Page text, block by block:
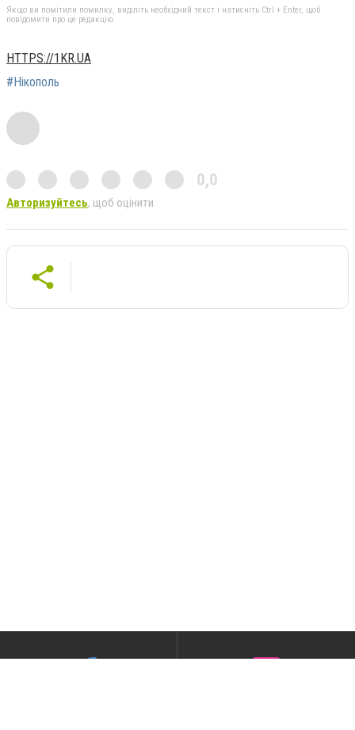
Якщо ви помітили помилку, виділіть необхідний текст і натисніть Ctrl + Enter, щоб
повідомити про це редакцію
HTTPS://1KR.UA
#Нікополь
0,0
Авторизуйтесь, щоб оцінити